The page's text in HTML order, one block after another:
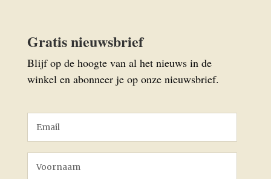
Gratis nieuwsbrief
Blijf op de hoogte van al het nieuws in de
winkel en abonneer je op onze nieuwsbrief.